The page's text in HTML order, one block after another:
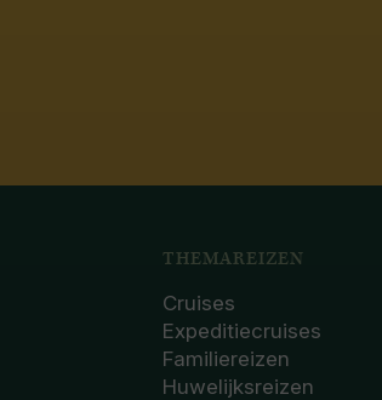
THEMAREIZEN
Cruises
Expeditiecruises
Familiereizen
Huwelijksreizen